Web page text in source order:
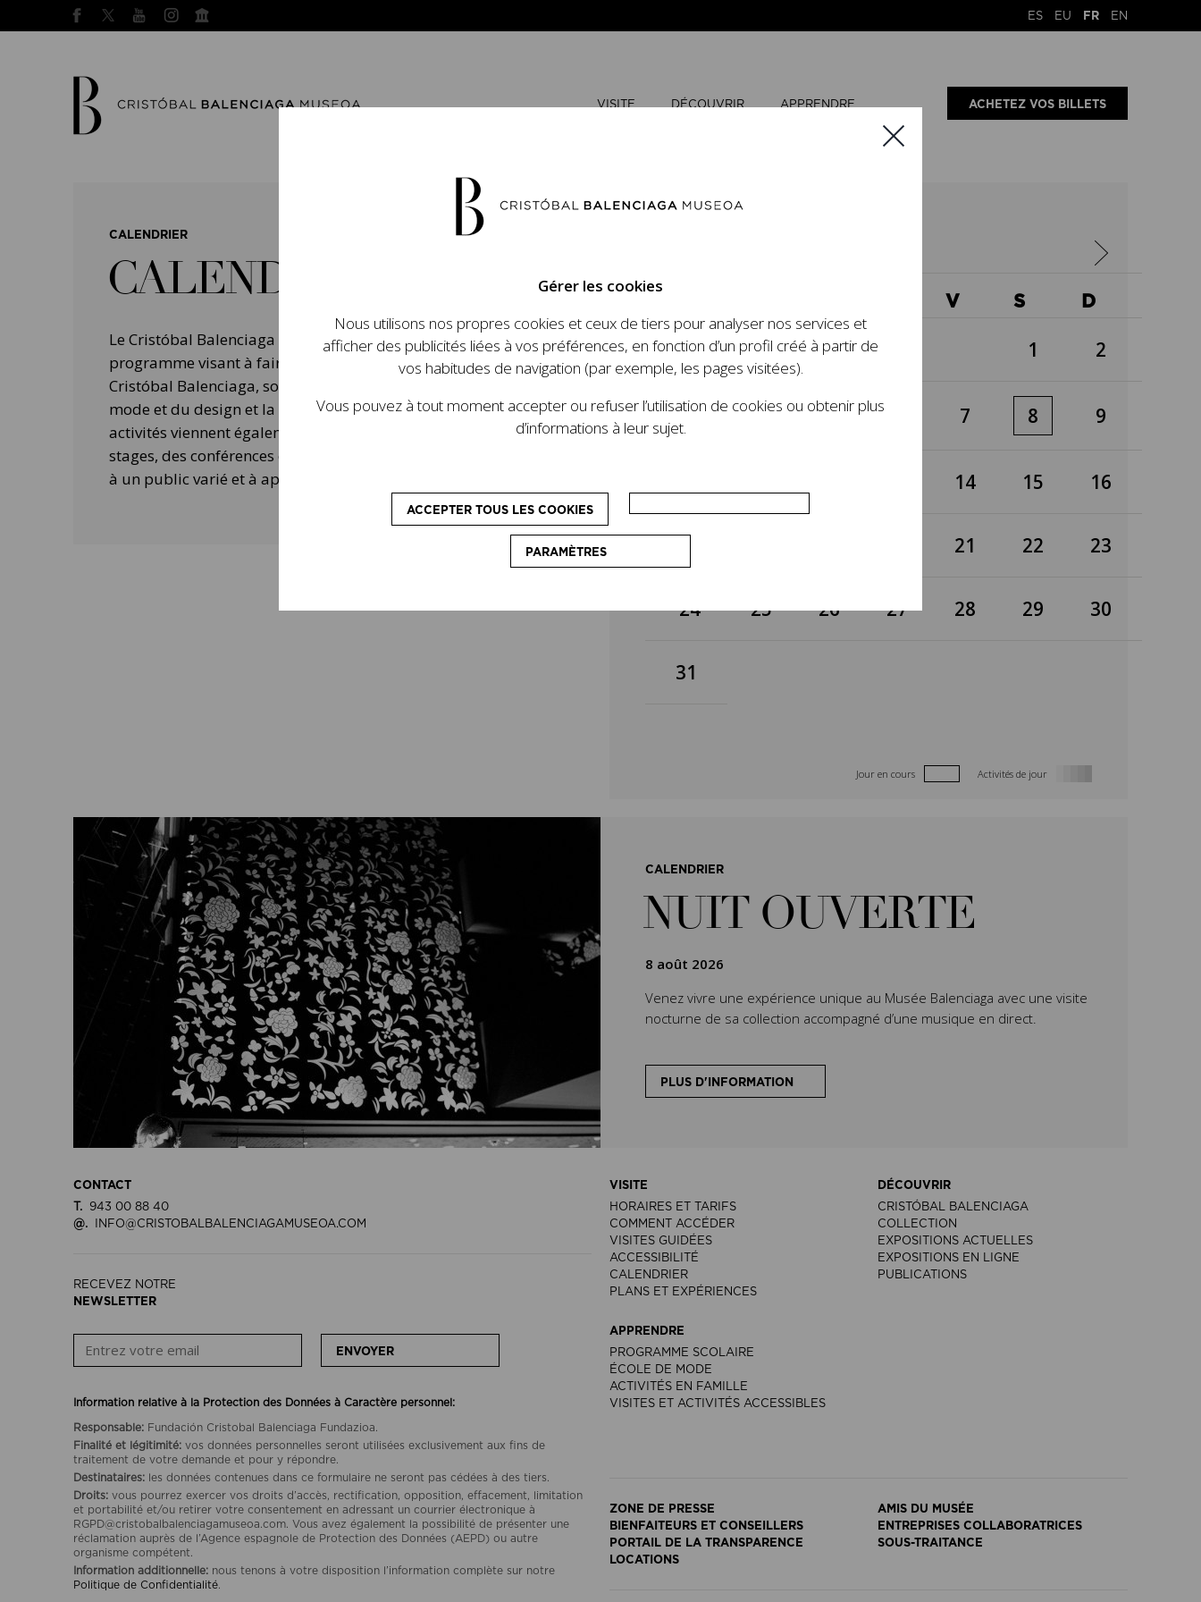
ES EU FR EN
VISITE DÉCOUVRIR APPRENDRE ACHETEZ VOS BILLETS
CALENDRIER
CALENDRIER
Le Cristóbal Balenciaga Museoa a mis en place un ambitieux
programme visant à faire connaître la vie et le travail de
Cristóbal Balenciaga, son importance dans l'histoire de la
mode et du design et la contemporanéité de son legs. D’autres
activités viennent également compléter le programme : des
stages, des conférences ou des ateliers pédagogiques, destinés
à un public varié et à approfondir la vision du couturier.
V S D
1 2
3 4 5 7 8 9
14 15 16
21 22 23
24 25 26 27 28 29 30
31
Jour en cours Activités de jour
CALENDRIER
NUIT OUVERTE
8 août 2026
Venez vivre une expérience unique au Musée Balenciaga avec une visite
nocturne de sa collection accompagné d’une musique en direct.
PLUS D'INFORMATION
CONTACT
T.
943 00 88 40
@.
INFO@CRISTOBALBALENCIAGAMUSEOA.COM
RECEVEZ NOTRE
NEWSLETTER
ENVOYER
Information relative à la Protection des Données à Caractère personnel:
Responsable: Fundación Cristobal Balenciaga Fundazioa.
Finalité et légitimité: vos données personnelles seront utilisées exclusivement aux fins de
traitement de votre demande et pour y répondre.
Destinataires: les données contenues dans ce formulaire ne seront pas cédées à des tiers.
Droits: vous pourrez exercer vos droits d’accès, rectification, opposition, effacement, limitation
et portabilité et/ou retirer votre consentement en adressant un courrier électronique à
RGPD@cristobalbalenciagamuseoa.com. Vous avez également la possibilité de présenter une
réclamation auprès de l’Agence espagnole de Protection des Données (AEPD) ou autre
organisme compétent.
Information additionnelle: nous tenons à votre disposition l’information complète sur notre
Politique de Confidentialité.
VISITE
HORAIRES ET TARIFS
COMMENT ACCÉDER
VISITES GUIDÉES
ACCESSIBILITÉ
CALENDRIER
PLANS ET EXPÉRIENCES
DÉCOUVRIR
CRISTÓBAL BALENCIAGA
COLLECTION
EXPOSITIONS ACTUELLES
EXPOSITIONS EN LIGNE
PUBLICATIONS
APPRENDRE
PROGRAMME SCOLAIRE
ÉCOLE DE MODE
ACTIVITÉS EN FAMILLE
VISITES ET ACTIVITÉS ACCESSIBLES
ZONE DE PRESSE
AMIS DU MUSÉE
BIENFAITEURS ET CONSEILLERS
ENTREPRISES COLLABORATRICES
PORTAIL DE LA TRANSPARENCE
SOUS-TRAITANCE
LOCATIONS
Gérer les cookies
Nous utilisons nos propres cookies et ceux de tiers pour analyser nos services et
afficher des publicités liées à vos préférences, en fonction d’un profil créé à partir de
vos habitudes de navigation (par exemple, les pages visitées).
Vous pouvez à tout moment accepter ou refuser l’utilisation de cookies ou obtenir plus
d’informations à leur sujet.
ACCEPTER TOUS LES COOKIES
PARAMÈTRES